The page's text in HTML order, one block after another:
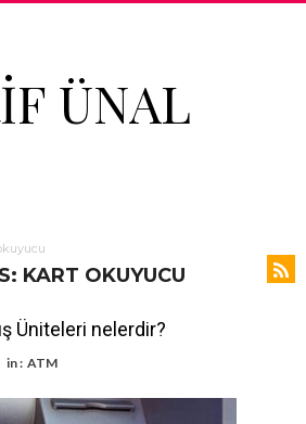
ÜNAL
KART OKUYUCU
Üniteleri nelerdir?
in : ATM